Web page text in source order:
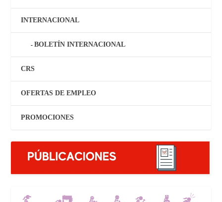
INTERNACIONAL
BOLETÍN INTERNACIONAL
CRS
OFERTAS DE EMPLEO
PROMOCIONES